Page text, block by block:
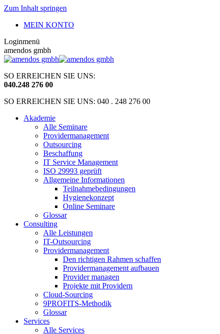
Zum Inhalt springen
MEIN KONTO
Loginmenü
amendos gmbh
SO ERREICHEN SIE UNS:
040.248 276 00
SO ERREICHEN SIE UNS: 040 . 248 276 00
Akademie
Alle Seminare
Providermanagement
Outsourcing
Beschaffung
IT Service Management
ISO 29993 geprüft
Allgemeine Informationen
Teilnahmebedingungen
Hygienekonzept
Online Seminare
Glossar
Consulting
Alle Leistungen
IT-Outsourcing
Providermanagement
Den richtigen Rahmen schaffen
Providermanagement aufbauen
Provider managen
Projekte mit Providern
Cloud-Sourcing
9PROFITS-Methodik
Glossar
Services
Alle Services